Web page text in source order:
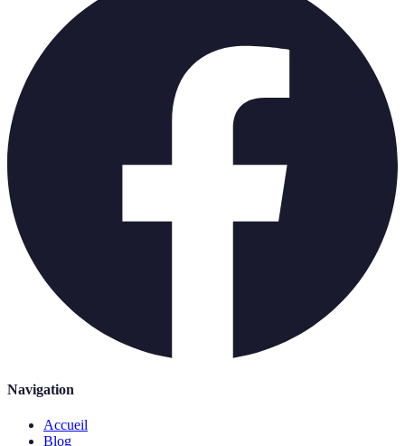
Navigation
Accueil
Blog